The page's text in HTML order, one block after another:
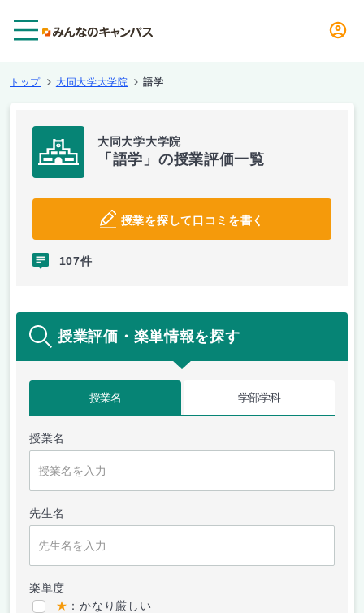
トップ 大同大学大学院 語学
大同大学大学院
「語学」の授業評価一覧
授業を探して口コミを書く
107件
授業評価・楽単情報を探す
授業名 学部学科
授業名
先生名
楽単度
★ ：かなり厳しい